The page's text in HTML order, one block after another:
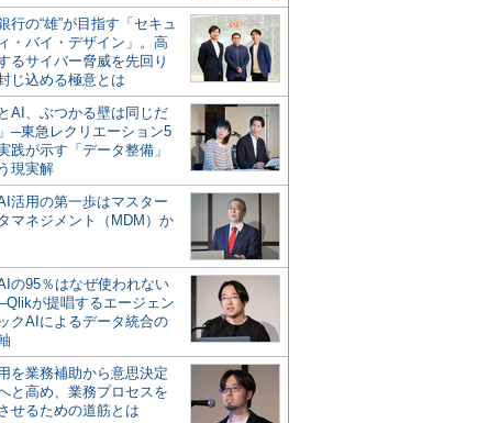
行の“雄”が目指す「セキュ
・バイ・デザイン」。高
るサイバー脅威を先回り
じ込める極意とは
AI、ぶつかる壁は同じだ
─東急レクリエーション5
践が示す「データ整備」
現実解
活用の第一歩はマスター
マネジメント（MDM）か
の95％はなぜ使われない
が提唱するエージェン
クAIによるデータ統合の
を業務補助から意思決定
と高め、業務プロセスを
せるための道筋とは